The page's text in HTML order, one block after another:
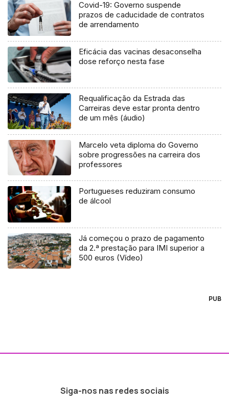
Covid-19: Governo suspende
prazos de caducidade de contratos
de arrendamento
Eficácia das vacinas desaconselha
dose reforço nesta fase
Requalificação da Estrada das
Carreiras deve estar pronta dentro
de um mês (áudio)
Marcelo veta diploma do Governo
sobre progressões na carreira dos
professores
Portugueses reduziram consumo
de álcool
Já começou o prazo de pagamento
da 2.ª prestação para IMI superior a
500 euros (Vídeo)
PUB
Siga-nos nas redes sociais